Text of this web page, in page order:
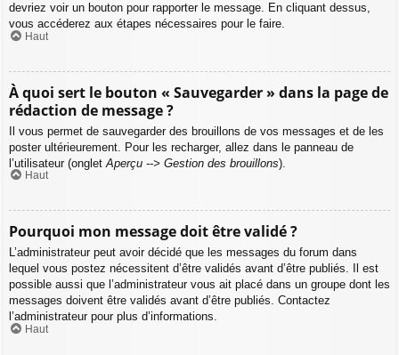
devriez voir un bouton pour rapporter le message. En cliquant dessus,
vous accéderez aux étapes nécessaires pour le faire.
Haut
À quoi sert le bouton « Sauvegarder » dans la page de
rédaction de message ?
Il vous permet de sauvegarder des brouillons de vos messages et de les
poster ultérieurement. Pour les recharger, allez dans le panneau de
l’utilisateur (onglet Aperçu --> Gestion des brouillons).
Haut
Pourquoi mon message doit être validé ?
L’administrateur peut avoir décidé que les messages du forum dans
lequel vous postez nécessitent d’être validés avant d’être publiés. Il est
possible aussi que l’administrateur vous ait placé dans un groupe dont les
messages doivent être validés avant d’être publiés. Contactez
l’administrateur pour plus d’informations.
Haut